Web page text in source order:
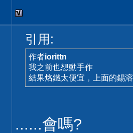
引用:
作者iorittn
我之前也想動手作
結果烙鐵太便宜，上面的錫
......會嗎?